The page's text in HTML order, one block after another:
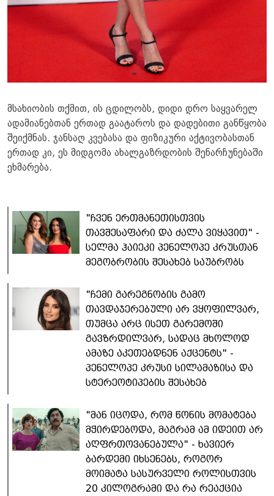
მსახიობის თქმით, ის ცდილობს, დიდი დრო საყვარელ
ადამიანებთან ერთად გაატაროს და დადებითი განწყობა
შეიქმნას. ჯანსაღ კვებასა და ფიზიკური აქტივობასთან
ერთად კი, ეს მიდგომა ახალგაზრდობის შენარჩუნებაში
ეხმარება.
"ჩვენ ერთმანეთისთვის
თავშესაფარი და ძალა ვიყავით" -
სელმა ჰაიეკი პენელოპე კრუსთან
მეგობრობის შესახებ საუბრობს
"ჩემი გარეგნობის გამო
თავდაჯერებული არ ვყოფილვარ,
თუმცა არც ისეთ გარემოში
გავზრდილვარ, სადაც მხოლოდ
ამაზე აკეთებდნენ აქცენტს" -
პენელოპე კრუსი სილამაზისა და
სტერეოტიპების შესახებ
"მან იცოდა, რომ წონის მომატება
მჭირდებოდა, მაგრამ ამ იდეით არ
აღფრთოვანებულა" - ხავიერ
ბარდემი იხსენებს, როგორ
მოიმატა სასურველი როლისთვის
20 კილოგრამი და რა რეაქცია